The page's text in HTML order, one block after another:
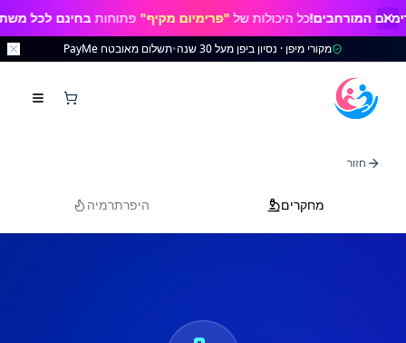
היכולות של"פרימיום מקיף"פתוחותבחינם לכל משתמש חדשעד
מקורי מיפן · נסיון ביפן מעל 30 שנה •תשלום מאובטח PayMe
חזור
היפרתרמיה מחקרים